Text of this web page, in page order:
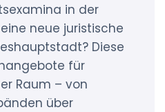
in der
neue juristische
Diese
für
Raum – von
über